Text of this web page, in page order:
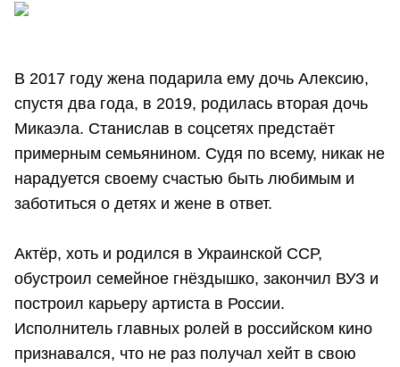
В 2017 году жена подарила ему дочь Алексию,
спустя два года, в 2019, родилась вторая дочь
Микаэла. Станислав в соцсетях предстаёт
примерным семьянином. Судя по всему, никак не
нарадуется своему счастью быть любимым и
заботиться о детях и жене в ответ.
Актёр, хоть и родился в Украинской ССР,
обустроил семейное гнёздышко, закончил ВУЗ и
построил карьеру артиста в России.
Исполнитель главных ролей в российском кино
признавался, что не раз получал хейт в свою